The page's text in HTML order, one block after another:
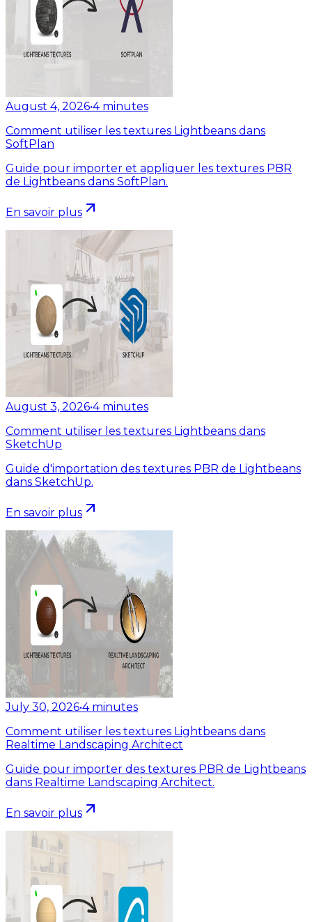
August 4, 2026•4 minutes
Comment utiliser les textures Lightbeans dans
SoftPlan
Guide pour importer et appliquer les textures PBR
de Lightbeans dans SoftPlan.
En savoir plus
August 3, 2026•4 minutes
Comment utiliser les textures Lightbeans dans
SketchUp
Guide d'importation des textures PBR de Lightbeans
dans SketchUp.
En savoir plus
July 30, 2026•4 minutes
Comment utiliser les textures Lightbeans dans
Realtime Landscaping Architect
Guide pour importer des textures PBR de Lightbeans
dans Realtime Landscaping Architect.
En savoir plus